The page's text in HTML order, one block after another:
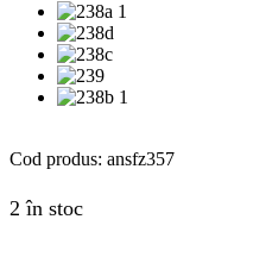
Cod produs: ansfz357
2 în stoc